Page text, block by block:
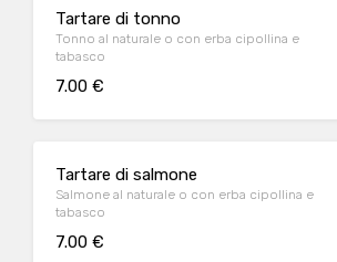
Tartare di tonno
Tonno al naturale o con erba cipollina e
tabasco
7.00 €
Tartare di salmone
Salmone al naturale o con erba cipollina e
tabasco
7.00 €